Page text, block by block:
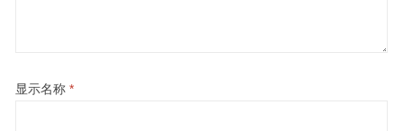
显示名称 *